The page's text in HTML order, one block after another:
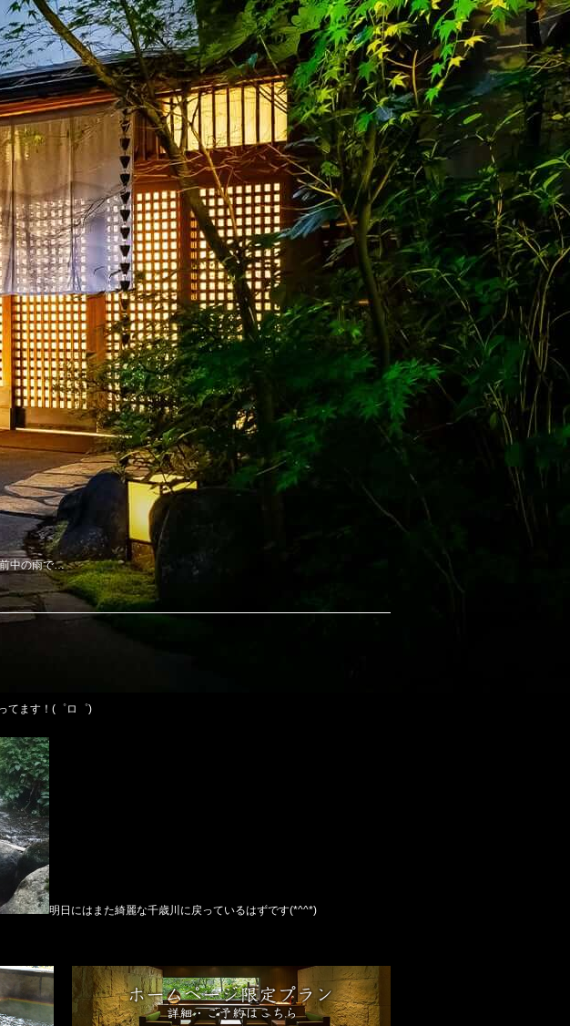
中の雨で…
てます！(゜ロ゜)
明日にはまた綺麗な千歳川に戻っているはずです(*^^*)